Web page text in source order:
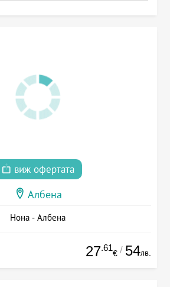
виж офертата
Албена
Нона - Албена
27.61
€ / 54лв.